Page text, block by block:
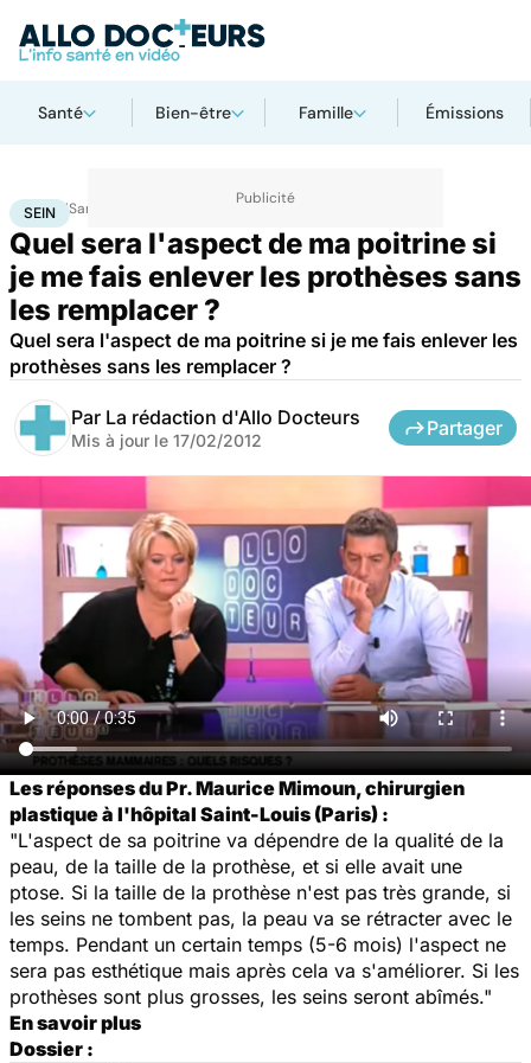
Santé Bien-être Famille Émissions
AccueilSanté
SEIN
Quel sera l'aspect de ma poitrine si
je me fais enlever les prothèses sans
les remplacer ?
Quel sera l'aspect de ma poitrine si je me fais enlever les
prothèses sans les remplacer ?
Par La rédaction d'Allo Docteurs
Mis à jour le 17/02/2012
Partager
Les réponses du Pr. Maurice Mimoun, chirurgien
plastique à l'hôpital Saint-Louis (Paris) :
"L'aspect de sa poitrine va dépendre de la qualité de la
peau, de la taille de la prothèse, et si elle avait une
ptose. Si la taille de la prothèse n'est pas très grande, si
les seins ne tombent pas, la peau va se rétracter avec le
temps. Pendant un certain temps (5-6 mois) l'aspect ne
sera pas esthétique mais après cela va s'améliorer. Si les
prothèses sont plus grosses, les seins seront abîmés."
En savoir plus
Dossier :